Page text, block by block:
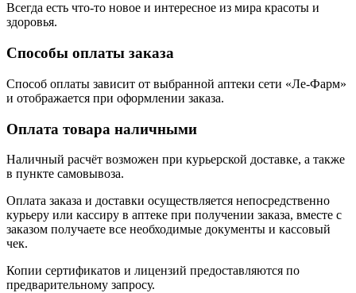
Всегда есть что-то новое и интересное из мира красоты и
здоровья.
Способы оплаты заказа
Способ оплаты зависит от выбранной аптеки сети «Ле-Фарм»
и отображается при оформлении заказа.
Оплата товара наличными
Наличный расчёт возможен при курьерской доставке, а также
в пункте самовывоза.
Оплата заказа и доставки осуществляется непосредственно
курьеру или кассиру в аптеке при получении заказа, вместе с
заказом получаете все необходимые документы и кассовый
чек.
Копии сертификатов и лицензий предоставляются по
предварительному запросу.